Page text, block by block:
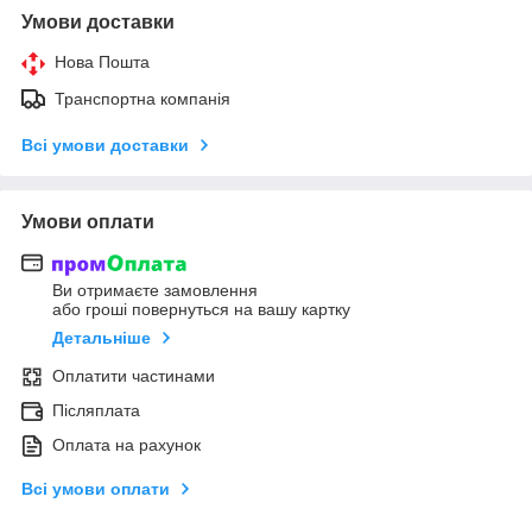
Умови доставки
Нова Пошта
Транспортна компанія
Всі умови доставки
Умови оплати
Ви отримаєте замовлення
або гроші повернуться на вашу картку
Детальніше
Оплатити частинами
Післяплата
Оплата на рахунок
Всі умови оплати